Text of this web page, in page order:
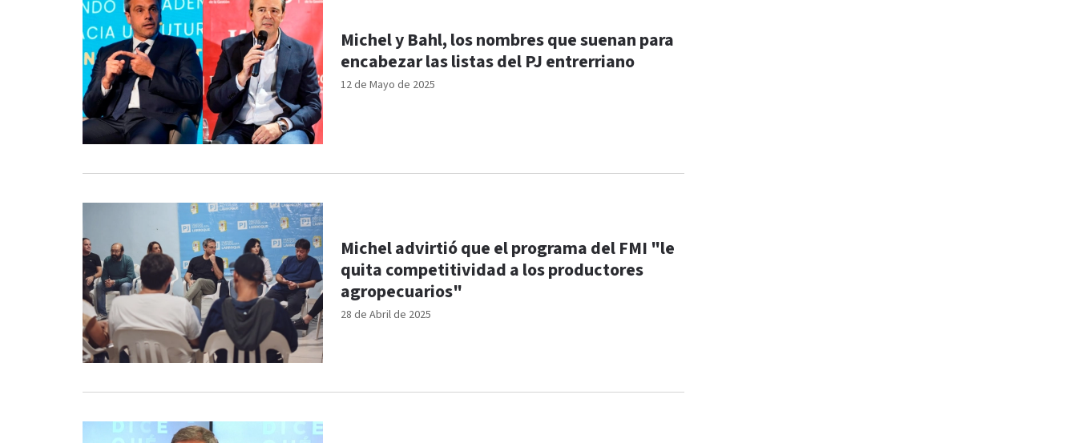
12 de Mayo de 2025
Michel y Bahl, los nombres que suenan para
encabezar las listas del PJ entrerriano
28 de Abril de 2025
Michel advirtió que el programa del FMI "le
quita competitividad a los productores
agropecuarios"